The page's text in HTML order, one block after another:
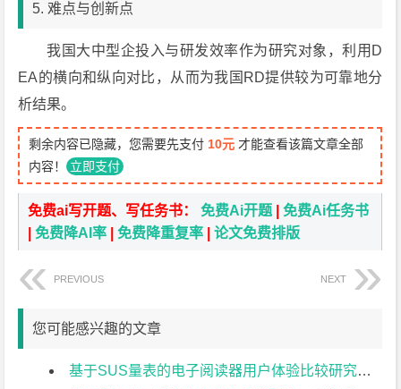
5. 难点与创新点
我国大中型企投入与研发效率作为研究对象，利用D
EA的横向和纵向对比，从而为我国RD提供较为可靠地分
析结果。
剩余内容已隐藏，您需要先支付 10元 才能查看该篇文章全部
内容！ 立即支付
免费ai写开题、写任务书：免费Ai开题 |免费Ai任务书
|免费降AI率 |免费降重复率 |论文免费排版
PREVIOUS NEXT
您可能感兴趣的文章
基于SUS量表的电子阅读器用户体验比较研究开题报告